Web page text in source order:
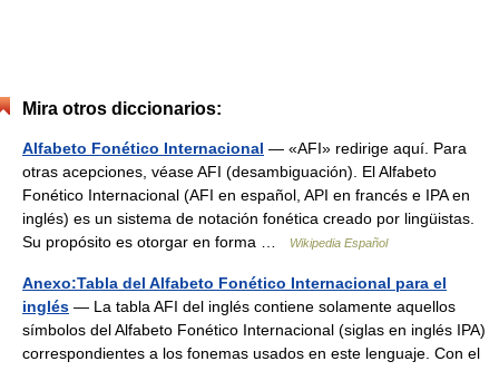
Mira otros diccionarios:
Alfabeto Fonético Internacional — «AFI» redirige aquí. Para
otras acepciones, véase AFI (desambiguación). El Alfabeto
Fonético Internacional (AFI en español, API en francés e IPA en
inglés) es un sistema de notación fonética creado por lingüistas.
Su propósito es otorgar en forma …
Wikipedia Español
Anexo:Tabla del Alfabeto Fonético Internacional para el
inglés — La tabla AFI del inglés contiene solamente aquellos
símbolos del Alfabeto Fonético Internacional (siglas en inglés IPA)
correspondientes a los fonemas usados en este lenguaje. Con el